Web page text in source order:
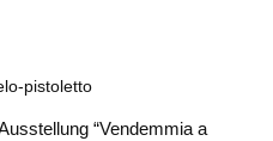
pistoletto
“Vendemmia a